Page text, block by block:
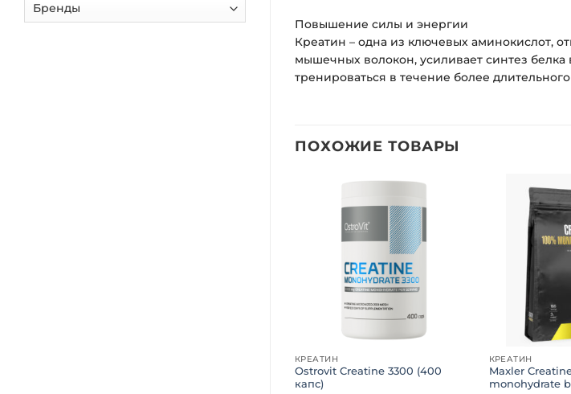
Повышение силы и энергии
Креатин – одна из ключевых аминокислот,
мышечных волокон, усиливает синтез
тренироваться в течение более
ПОХОЖИЕ ТОВАРЫ
Добавить
КРЕАТИН
Ostrovit Creatine 3300 (400
капс)
КРЕАТИН
Maxler
monohydrate